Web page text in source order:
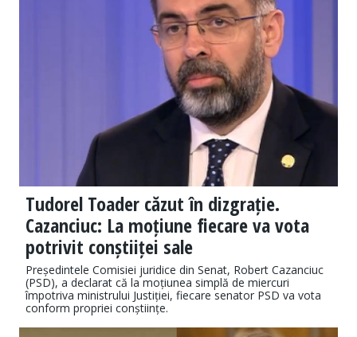
Tudorel Toader căzut în dizgrație.
Cazanciuc: La moțiune fiecare va vota
potrivit conștiiței sale
Președintele Comisiei juridice din Senat, Robert Cazanciuc
(PSD), a declarat că la moțiunea simplă de miercuri
împotriva ministrului Justiției, fiecare senator PSD va vota
conform propriei conștiințe.